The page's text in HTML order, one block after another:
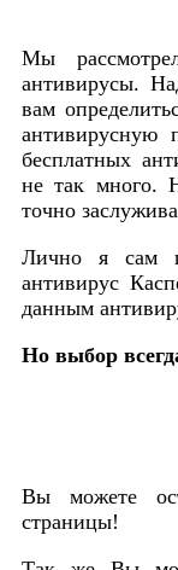
Мы
антивирусы.
вам
антивирусную
бесплатных
не так много.
точно
Лично я сам
антивирус
данным
Но выбор
Вы можете
страницы!